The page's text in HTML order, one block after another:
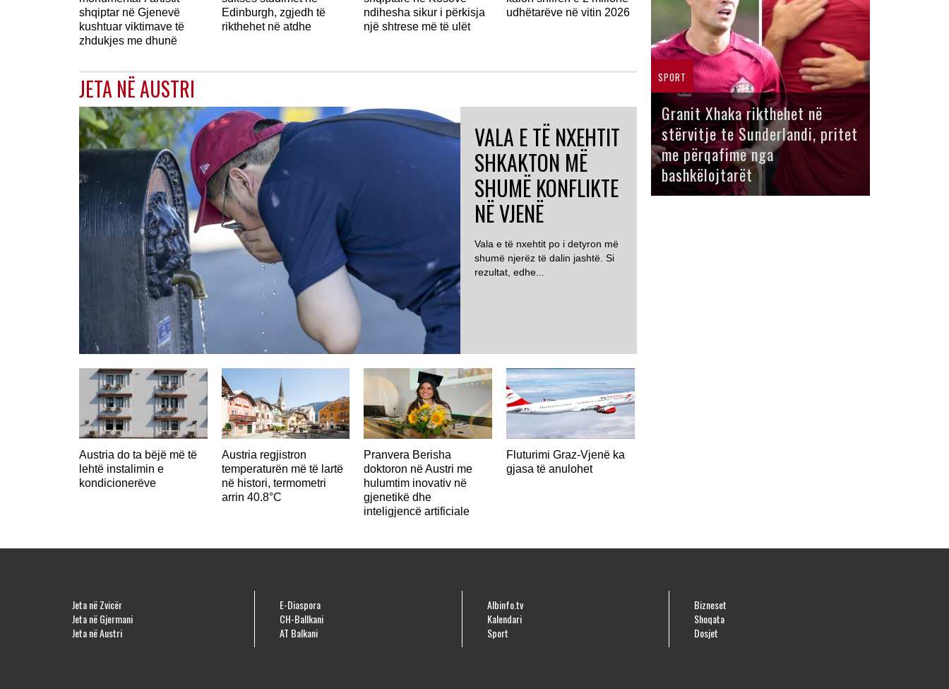
shqiptar në Gjenevë
kushtuar viktimave të
zhdukjes me dhunë
Edinburgh, zgjedh të
rikthehet në atdhe
ndihesha sikur i përkisja
një shtrese më të ulët
udhëtarëve në vitin 2026
JETA NË AUSTRI
VALA E TË NXEHTIT
SHKAKTON MË
SHUMË KONFLIKTE
NË VJENË
Vala e të nxehtit po i detyron më
shumë njerëz të dalin jashtë. Si
rezultat, edhe...
Austria do ta bëjë më të
lehtë instalimin e
kondicionerëve
Austria regjistron
temperaturën më të lartë
në histori, termometri
arrin 40.8°C
Pranvera Berisha
doktoron në Austri me
hulumtim inovativ në
gjenetikë dhe
inteligjencë artificiale
Fluturimi Graz-Vjenë ka
gjasa të anulohet
SPORT
Granit Xhaka rikthehet në
stërvitje te Sunderlandi, pritet
me përqafime nga
bashkëlojtarët
Jeta në Zvicër
Jeta në Gjermani
Jeta në Austri
E-Diaspora
CH-Ballkani
AT Balkani
Albinfo.tv
Kalendari
Sport
Bizneset
Shoqata
Dosjet